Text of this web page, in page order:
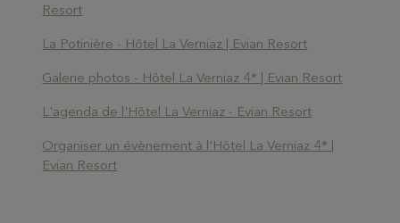
Resort
La Potinière - Hôtel La Verniaz | Evian Resort
Galerie photos - Hôtel La Verniaz 4* | Evian Resort
L'agenda de l'Hôtel La Verniaz - Evian Resort
Organiser un évènement à l'Hôtel La Verniaz 4* |
Evian Resort